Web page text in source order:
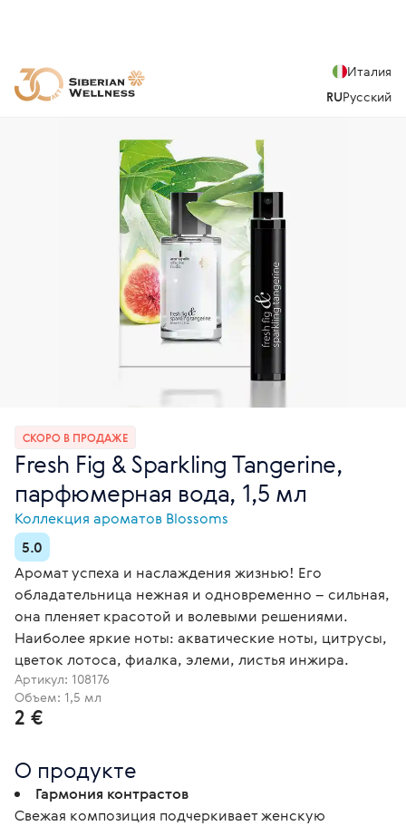
Италия
RUРусский
СКОРО В ПРОДАЖЕ
Fresh Fig & Sparkling Tangerine,
парфюмерная вода, 1,5 мл
Коллекция ароматов Blossoms
5.0
Аромат успеха и наслаждения жизнью! Его
обладательница нежная и одновременно – сильная,
она пленяет красотой и волевыми решениями.
Наиболее яркие ноты: акватические ноты, цитрусы,
цветок лотоса, фиалка, элеми, листья инжира.
Артикул: 108176
Объем: 1,5 мл
2 €
О продукте
Гармония контрастов
Свежая композиция подчеркивает женскую